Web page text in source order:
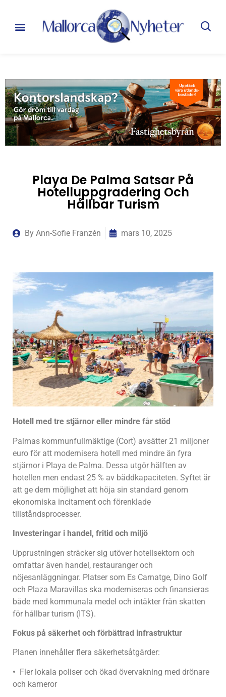
Playa De Palma Satsar På
Hotelluppgradering Och
Hållbar Turism
By Ann-Sofie Franzén mars 10, 2025
Hotell med tre stjärnor eller mindre får stöd
Palmas kommunfullmäktige (Cort) avsätter 21 miljoner
euro för att modernisera hotell med mindre än fyra
stjärnor i Playa de Palma. Dessa utgör hälften av
hotellen men endast 25 % av bäddkapaciteten. Syftet är
att ge dem möjlighet att höja sin standard genom
ekonomiska incitament och förenklade
tillståndsprocesser.
Investeringar i handel, fritid och miljö
Upprustningen sträcker sig utöver hotellsektorn och
omfattar även handel, restauranger och
nöjesanläggningar. Platser som Es Carnatge, Dino Golf
och Plaza Maravillas ska moderniseras och finansieras
både med kommunala medel och intäkter från skatten
för hållbar turism (ITS).
Fokus på säkerhet och förbättrad infrastruktur
Planen innehåller flera säkerhetsåtgärder:
• Fler lokala poliser och ökad övervakning med drönare
och kameror